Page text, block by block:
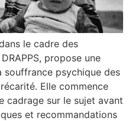
le cadre des
propose une
souffrance psychique des
Elle commence
cadrage sur le sujet avant
et recommandations